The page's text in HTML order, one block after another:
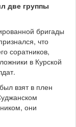
две группы
бригады
что
соратников,
в Курской
взят в плен
они